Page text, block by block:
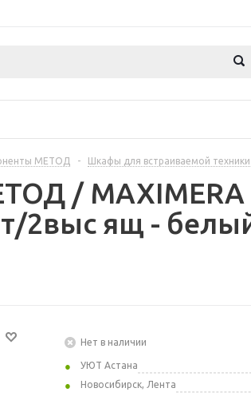
МЕТОД - Шкафы для встраиваемой
/
2выс ящ -
Нет в наличии
УЮТ Астана
Новосибирск, Лента